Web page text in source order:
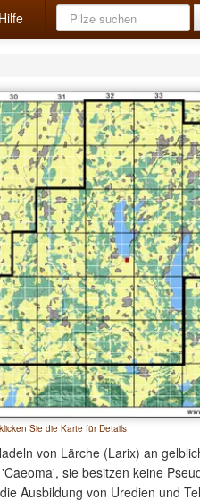
Hilfe
Sie die Karte für Details
von Lärche (Larix) an
sie besitzen keine
Ausbildung von Uredien und